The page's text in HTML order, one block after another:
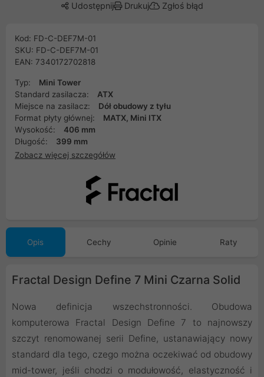
Udostępnij Drukuj Zgłoś błąd
Kod: FD-C-DEF7M-01
SKU: FD-C-DEF7M-01
EAN: 7340172702818
Typ:
Mini Tower
Standard zasilacza:
ATX
Miejsce na zasilacz:
Dół obudowy z tyłu
Format płyty głównej:
MATX, Mini ITX
Wysokość:
406 mm
Długość:
399 mm
Zobacz więcej szczegółów
Opis Cechy Opinie Raty
Fractal Design Define 7 Mini Czarna Solid
Nowa definicja wszechstronności. Obudowa
komputerowa Fractal Design Define 7 to najnowszy
szczyt renomowanej serii Define, ustanawiający nowy
standard dla tego, czego można oczekiwać od obudowy
mid-tower, jeśli chodzi o modułowość, elastyczność i